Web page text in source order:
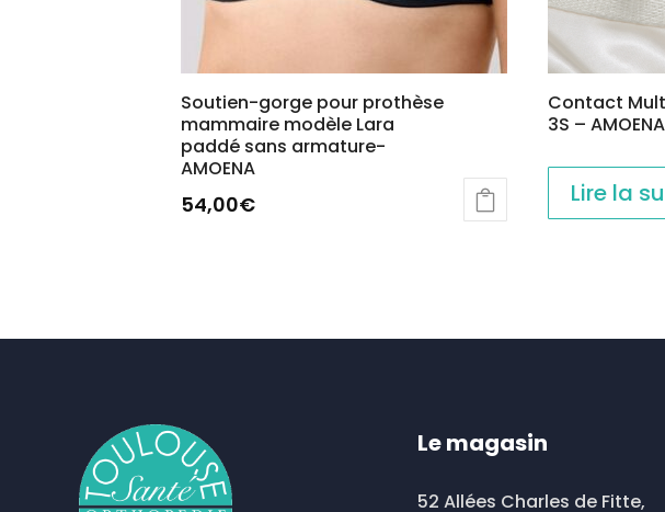
Soutien-gorge pour prothèse
mammaire modèle Lara
paddé sans armature-
AMOENA
54,00€
peuvent
être
Contact
3S – AMOENA
Lire la
Le magasin
52 Allées Charles de Fitte,